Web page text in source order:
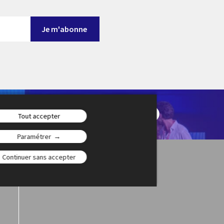
du
Tout accepter
Paramétrer
Continuer sans accepter